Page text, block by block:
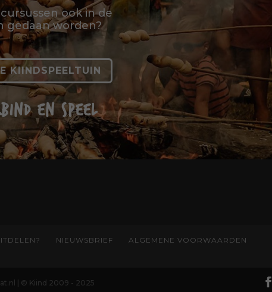
ook in de
gedaan worden?
KIINDSPEELTUIN
EN SPEEL
NIEUWSBRIEF
ALGEMENE VOORWAARDEN
| © Kiind 2009 - 2025